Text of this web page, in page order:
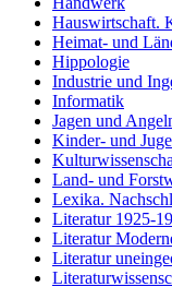
Hauswirtschaft.
Heimat- und
Hippologie
Industrie und
Informatik
Jagen und
Kinder- und
Land- und
Lexika.
Literatur 1925-
Literatur
Literatur